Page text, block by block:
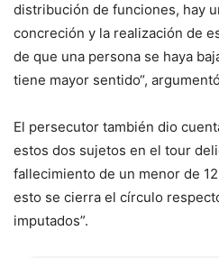
distribución de funciones, hay
concreción y la realización de
de que una persona se haya
tiene mayor sentido“,
El persecutor también dio
estos dos sujetos en el tour
fallecimiento de un menor de
esto se cierra el círculo
imputados”.